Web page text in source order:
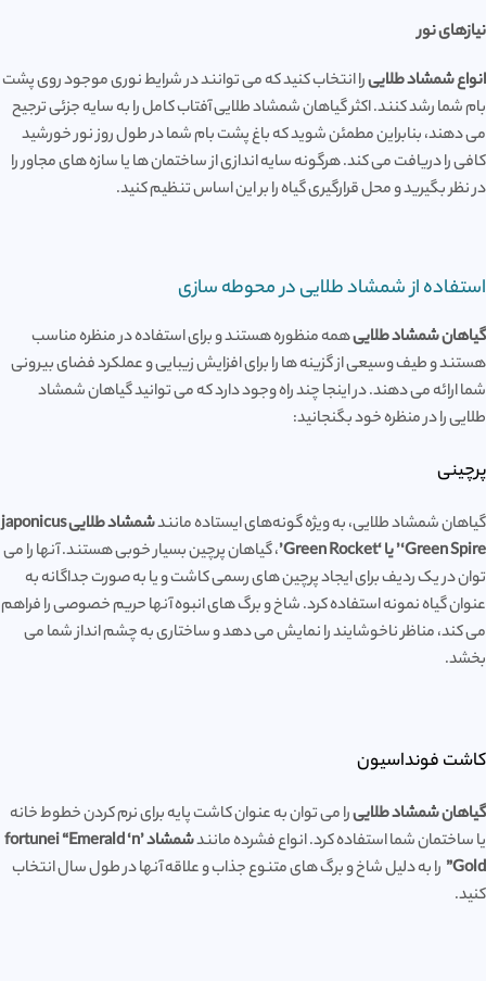
نیازهای نور
انواع شمشاد طلاییرا انتخاب کنید که می توانند در شرایط نوری موجود روی پشت
بام شما رشد کنند. اکثر گیاهان شمشاد طلایی آفتاب کامل را به سایه جزئی ترجیح
می دهند، بنابراین مطمئن شوید که باغ پشت بام شما در طول روز نور خورشید
کافی را دریافت می کند. هرگونه سایه اندازی از ساختمان ها یا سازه های مجاور را
در نظر بگیرید و محل قرارگیری گیاه را بر این اساس تنظیم کنید.
استفاده از شمشاد طلایی در محوطه سازی
گیاهان شمشاد طلاییهمه منظوره هستند و برای استفاده در منظره مناسب
هستند و طیف وسیعی از گزینه ها را برای افزایش زیبایی و عملکرد فضای بیرونی
شما ارائه می دهند. در اینجا چند راه وجود دارد که می توانید گیاهان شمشاد
طلایی را در منظره خود بگنجانید:
پرچینی
گیاهان شمشاد طلایی، به ویژه گونه‌های ایستاده مانند
شمشاد طلایی japonicus
‘Green Spire’ یا ‘Green Rocket’
، گیاهان پرچین بسیار خوبی هستند. آنها را می
توان در یک ردیف برای ایجاد پرچین های رسمی کاشت و یا به صورت جداگانه به
عنوان گیاه نمونه استفاده کرد. شاخ و برگ های انبوه آنها حریم خصوصی را فراهم
می کند، مناظر ناخوشایند را نمایش می دهد و ساختاری به چشم انداز شما می
بخشد.
کاشت فونداسیون
گیاهان شمشاد طلاییرا می توان به عنوان کاشت پایه برای نرم کردن خطوط خانه
یا ساختمان شما استفاده کرد. انواع فشرده مانند
شمشاد fortunei “Emerald ‘n’
Gold” را به دلیل شاخ و برگ های متنوع جذاب و علاقه آنها در طول سال انتخاب
کنید.